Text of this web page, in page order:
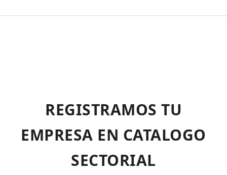
REGISTRAMOS TU
EMPRESA EN CATALOGO
SECTORIAL